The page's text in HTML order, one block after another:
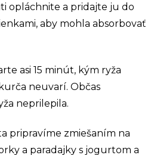
opláchnite a pridajte ju do
aby mohla absorbovať
asi 15 minút, kým ryža
neuvarí. Občas
neprilepila.
pripravíme zmiešaním na
a paradajky s jogurtom a